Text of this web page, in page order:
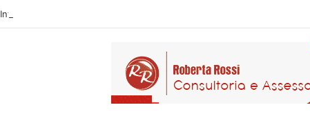
Internautas flagram motociclista fugindo de viatura da PM em Vilhena/RO